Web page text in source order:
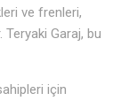
ve frenleri,
Garaj, bu
için